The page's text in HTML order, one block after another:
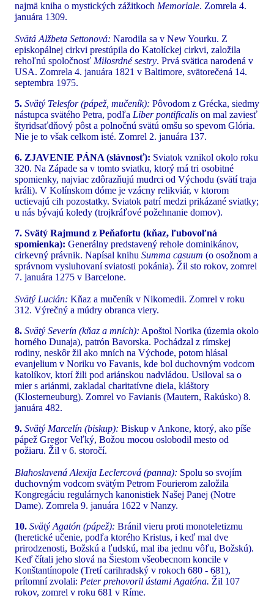
najmä kniha o mystických zážitkoch Memoriale. Zomrela 4.
januára 1309.
Svätá Alžbeta Settonová: Narodila sa v New Yourku. Z
episkopálnej cirkvi prestúpila do Katolíckej cirkvi, založila
rehoľnú spoločnosť Milosrdné sestry. Prvá svätica narodená v
USA. Zomrela 4. januára 1821 v Baltimore, svätorečená 14.
septembra 1975.
5. Svätý Telesfor (pápež, mučeník): Pôvodom z Grécka, siedmy
nástupca svätého Petra, podľa Liber pontificalis on mal zaviesť
štyridsaťdňový pôst a polnočnú svätú omšu so spevom Glória.
Nie je to však celkom isté. Zomrel 2. januára 137.
6. ZJAVENIE PÁNA (slávnosť): Sviatok vznikol okolo roku
320. Na Západe sa v tomto sviatku, ktorý má tri osobitné
spomienky, najviac zdôrazňujú mudrci od Východu (svätí traja
králi). V Kolínskom dóme je vzácny relikviár, v ktorom
uctievajú cih pozostatky. Sviatok patrí medzi prikázané sviatky;
u nás bývajú koledy (trojkráľové požehnanie domov).
7. Svätý Rajmund z Peňafortu (kňaz, ľubovoľná
spomienka): Generálny predstavený rehole dominikánov,
cirkevný právnik. Napísal knihu Summa casuum (o osožnom a
správnom vysluhovaní sviatosti pokánia). Žil sto rokov, zomrel
7. januára 1275 v Barcelone.
Svätý Lucián: Kňaz a mučeník v Nikomedii. Zomrel v roku
312. Výrečný a múdry obranca viery.
8. Svätý Severín (kňaz a mních): Apoštol Norika (územia okolo
horného Dunaja), patrón Bavorska. Pochádzal z rímskej
rodiny, neskôr žil ako mních na Východe, potom hlásal
evanjelium v Noriku vo Favanis, kde bol duchovným vodcom
katolíkov, ktorí žili pod ariánskou nadvládou. Usiloval sa o
mier s ariánmi, zakladal charitatívne diela, kláštory
(Klosterneuburg). Zomrel vo Favianis (Mautern, Rakúsko) 8.
januára 482.
9. Svätý Marcelín (biskup): Biskup v Ankone, ktorý, ako píše
pápež Gregor Veľký, Božou mocou oslobodil mesto od
požiaru. Žil v 6. storočí.
Blahoslavená Alexija Leclercová (panna): Spolu so svojím
duchovným vodcom svätým Petrom Fourierom založila
Kongregáciu regulárnych kanonistiek Našej Panej (Notre
Dame). Zomrela 9. januára 1622 v Nanzy.
10. Svätý Agatón (pápež): Bránil vieru proti monoteletizmu
(heretické učenie, podľa ktorého Kristus, i keď mal dve
prirodzenosti, Božskú a ľudskú, mal iba jednu vôľu, Božskú).
Keď čítali jeho slová na Šiestom všeobecnom koncile v
Konštantínopole (Tretí carihradský v rokoch 680 - 681),
prítomní zvolali: Peter prehovoril ústami Agatóna. Žil 107
rokov, zomrel v roku 681 v Ríme.